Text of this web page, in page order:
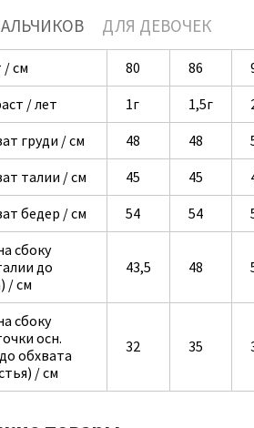
ДЛЯ ДЕВОЧЕК
/ см 80 86
/ лет
1г 1,5г
груди / см
48 48
талии / см
45 45
бедер / см
54 54
сбоку
до
/ см
43,5 48
сбоку
осн.
обхвата
/ см
32 35